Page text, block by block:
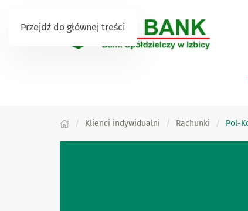
Przejdź do głównej treści
Klienci indywidualni Rachunki Pol-